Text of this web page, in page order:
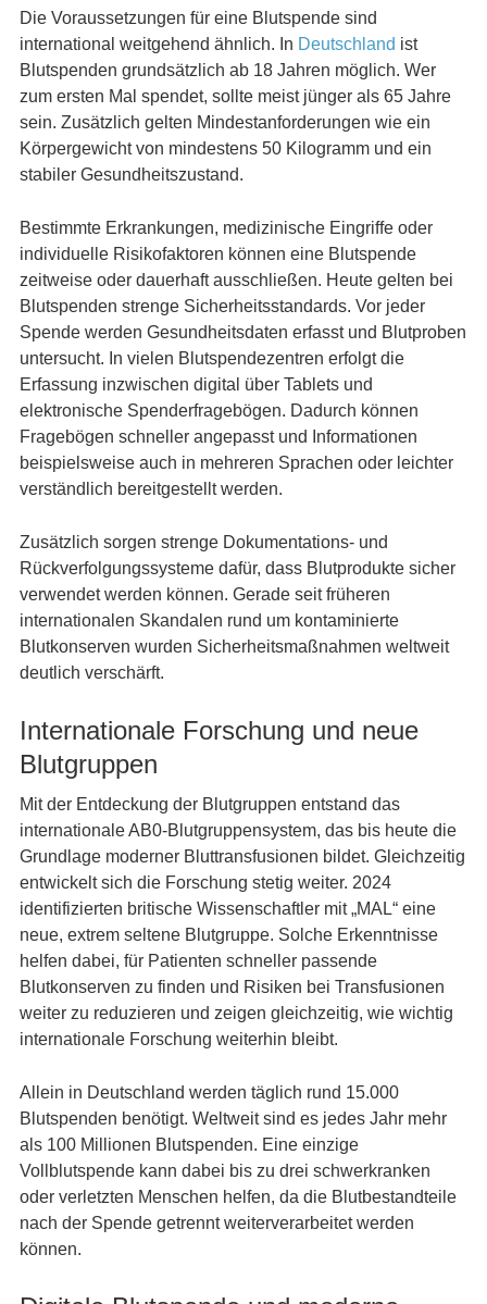
Die Voraussetzungen für eine Blutspende sind
international weitgehend ähnlich. In Deutschland ist
Blutspenden grundsätzlich ab 18 Jahren möglich. Wer
zum ersten Mal spendet, sollte meist jünger als 65 Jahre
sein. Zusätzlich gelten Mindestanforderungen wie ein
Körpergewicht von mindestens 50 Kilogramm und ein
stabiler Gesundheitszustand.
Bestimmte Erkrankungen, medizinische Eingriffe oder
individuelle Risikofaktoren können eine Blutspende
zeitweise oder dauerhaft ausschließen. Heute gelten bei
Blutspenden strenge Sicherheitsstandards. Vor jeder
Spende werden Gesundheitsdaten erfasst und Blutproben
untersucht. In vielen Blutspendezentren erfolgt die
Erfassung inzwischen digital über Tablets und
elektronische Spenderfragebögen. Dadurch können
Fragebögen schneller angepasst und Informationen
beispielsweise auch in mehreren Sprachen oder leichter
verständlich bereitgestellt werden.
Zusätzlich sorgen strenge Dokumentations- und
Rückverfolgungssysteme dafür, dass Blutprodukte sicher
verwendet werden können. Gerade seit früheren
internationalen Skandalen rund um kontaminierte
Blutkonserven wurden Sicherheitsmaßnahmen weltweit
deutlich verschärft.
Internationale Forschung und neue
Blutgruppen
Mit der Entdeckung der Blutgruppen entstand das
internationale AB0-Blutgruppensystem, das bis heute die
Grundlage moderner Bluttransfusionen bildet. Gleichzeitig
entwickelt sich die Forschung stetig weiter. 2024
identifizierten britische Wissenschaftler mit „MAL“ eine
neue, extrem seltene Blutgruppe. Solche Erkenntnisse
helfen dabei, für Patienten schneller passende
Blutkonserven zu finden und Risiken bei Transfusionen
weiter zu reduzieren und zeigen gleichzeitig, wie wichtig
internationale Forschung weiterhin bleibt.
Allein in Deutschland werden täglich rund 15.000
Blutspenden benötigt. Weltweit sind es jedes Jahr mehr
als 100 Millionen Blutspenden. Eine einzige
Vollblutspende kann dabei bis zu drei schwerkranken
oder verletzten Menschen helfen, da die Blutbestandteile
nach der Spende getrennt weiterverarbeitet werden
können.